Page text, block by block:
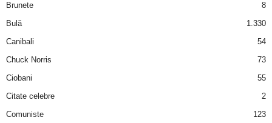
Brunete
8
Bulă
1.330
Canibali
54
Chuck Norris
73
Ciobani
55
Citate celebre
2
Comuniste
123